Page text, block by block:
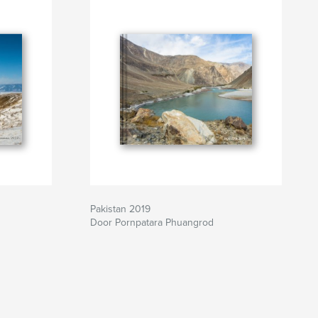
Pakistan 2019
Door Pornpatara Phuangrod